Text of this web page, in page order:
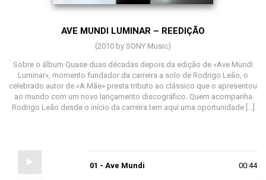
AVE MUNDI LUMINAR – REEDIÇÃO
(2010 by SONY Music)
Sobre o álbum Quase duas décadas depois da edição de «Ave Mundi
Luminar», momento fundador da carreira a solo de Rodrigo Leão, o
celebrado autor de «A Mãe» presta tributo ao clássico que o apresentou
ao mundo com um novo lançamento discográfico. Quem acompanha
Rodrigo Leão desde o início da carreira tem aqui uma oportunidade [...]
01 - Ave Mundi 00:44